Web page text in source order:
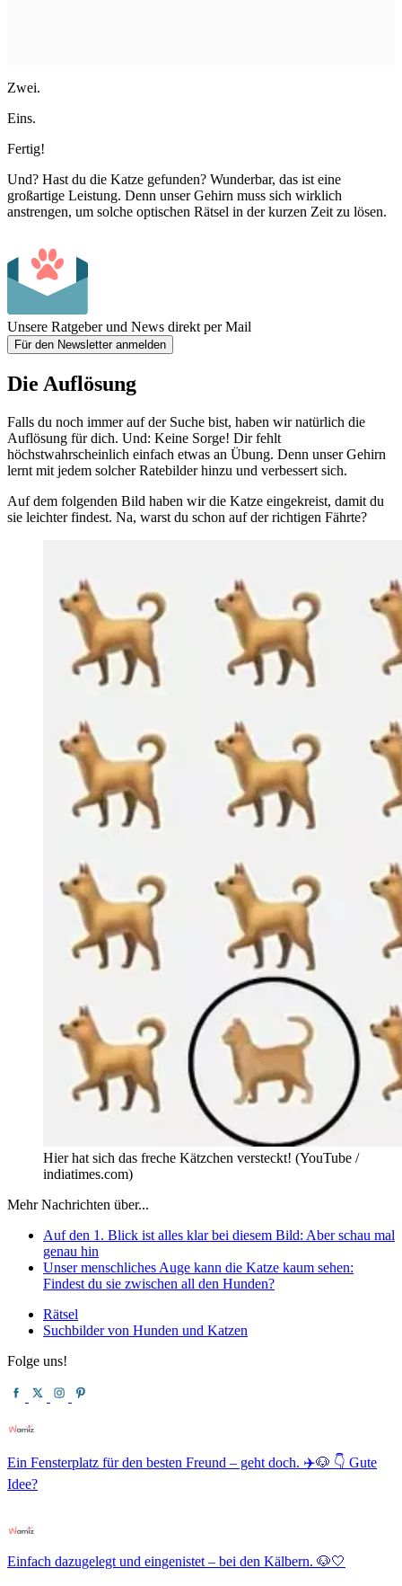
Zwei.
Eins.
Fertig!
Und? Hast du die Katze gefunden? Wunderbar, das ist eine
großartige Leistung. Denn unser Gehirn muss sich wirklich
anstrengen, um solche optischen Rätsel in der kurzen Zeit zu lösen.
Unsere Ratgeber und News direkt per Mail
Für den Newsletter anmelden
Die Auflösung
Falls du noch immer auf der Suche bist, haben wir natürlich die
Auflösung für dich. Und: Keine Sorge! Dir fehlt
höchstwahrscheinlich einfach etwas an Übung. Denn unser Gehirn
lernt mit jedem solcher Ratebilder hinzu und verbessert sich.
Auf dem folgenden Bild haben wir die Katze eingekreist, damit du
sie leichter findest. Na, warst du schon auf der richtigen Fährte?
Hier hat sich das freche Kätzchen versteckt! (YouTube /
indiatimes.com)
Mehr Nachrichten über...
Auf den 1. Blick ist alles klar bei diesem Bild: Aber schau mal
genau hin
Unser menschliches Auge kann die Katze kaum sehen:
Findest du sie zwischen all den Hunden?
Rätsel
Suchbilder von Hunden und Katzen
Folge uns!
Ein Fensterplatz für den besten Freund – geht doch. ✈️🐶 👇 Gute
Idee?
Einfach dazugelegt und eingenistet – bei den Kälbern. 🐶🤍